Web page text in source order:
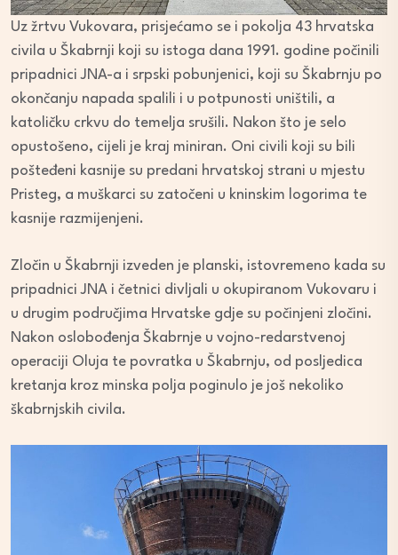
Uz žrtvu Vukovara, prisjećamo se i pokolja 43 hrvatska
civila u Škabrnji koji su istoga dana 1991. godine počinili
pripadnici JNA-a i srpski pobunjenici, koji su Škabrnju po
okončanju napada spalili i u potpunosti uništili, a
katoličku crkvu do temelja srušili. Nakon što je selo
opustošeno, cijeli je kraj miniran. Oni civili koji su bili
pošteđeni kasnije su predani hrvatskoj strani u mjestu
Pristeg, a muškarci su zatočeni u kninskim logorima te
kasnije razmijenjeni.
Zločin u Škabrnji izveden je planski, istovremeno kada su
pripadnici JNA i četnici divljali u okupiranom Vukovaru i
u drugim područjima Hrvatske gdje su počinjeni zločini.
Nakon oslobođenja Škabrnje u vojno-redarstvenoj
operaciji Oluja te povratka u Škabrnju, od posljedica
kretanja kroz minska polja poginulo je još nekoliko
škabrnjskih civila.